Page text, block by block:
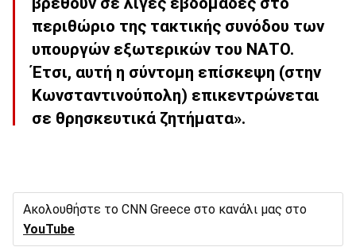
περιθώριο της τακτικής συνόδου των
υπουργών εξωτερικών του ΝΑΤΟ.
Έτσι, αυτή η σύντομη επίσκεψη (στην
Κωνσταντινούπολη) επικεντρώνεται
σε θρησκευτικά ζητήματα».
Ακολουθήστε το CNN Greece στο κανάλι μας στο
YouTube